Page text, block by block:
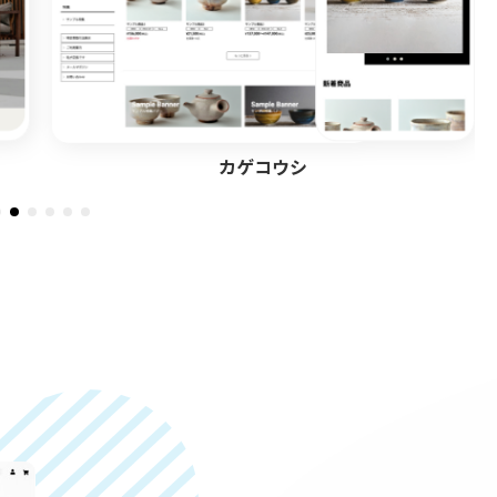
シーブルー